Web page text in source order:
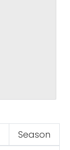
Season